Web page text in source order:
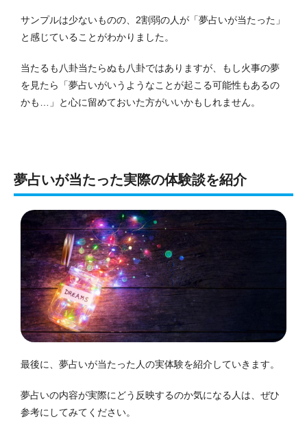
サンプルは少ないものの、2割弱の人が「夢占いが当たった」
と感じていることがわかりました。
当たるも八卦当たらぬも八卦ではありますが、もし火事の夢
を見たら「夢占いがいうようなことが起こる可能性もあるの
かも…」と心に留めておいた方がいいかもしれません。
夢占いが当たった実際の体験談を紹介
最後に、夢占いが当たった人の実体験を紹介していきます。
夢占いの内容が実際にどう反映するのか気になる人は、ぜひ
参考にしてみてください。